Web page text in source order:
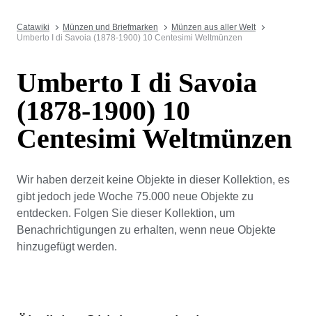
Catawiki Münzen und Briefmarken
Münzen aus aller Welt
Umberto I di Savoia (1878-1900) 10 Centesimi Weltmünzen
Umberto I di Savoia
(1878-1900) 10
Centesimi Weltmünzen
Wir haben derzeit keine Objekte in dieser Kollektion, es
gibt jedoch jede Woche 75.000 neue Objekte zu
entdecken. Folgen Sie dieser Kollektion, um
Benachrichtigungen zu erhalten, wenn neue Objekte
hinzugefügt werden.